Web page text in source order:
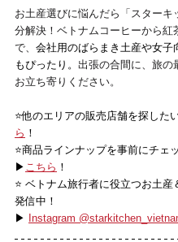
お土産選びに悩んだら「スターキ
分解決！ベトナムコーヒーから紅
で、 会社用のばらまき土産や女子
もぴったり。 出張の合間に、旅の
お立ち寄りください。
⭐️他のエリアの販売店舗を探した
ら ！
⭐️商品ラインナップを事前にチェ
▶ こちら ！
⭐️ ベトナム旅行者に役立つお土産
発信中！
▶
Instagram